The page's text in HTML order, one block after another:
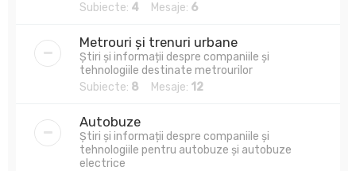
Subiecte: 4 Mesaje: 6
Metrouri și trenuri urbane
Știri și informații despre companiile și
tehnologiile destinate metrourilor
Subiecte: 8 Mesaje: 12
Autobuze
Știri și informații despre companiile și
tehnologiile pentru autobuze și autobuze
electrice